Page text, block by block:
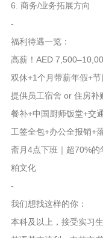
6. 商务/业务拓展方向
-
福利待遇一览：
高薪！AED
双休+1个月带薪年假+节
提供员工宿舍 or 住房补
餐补+中国厨师饭堂+交
工签全包+办公全报销+
斋月4点下班｜超70%的
粕文化
-
我们想找这样的你：
本科及以上，接受实习